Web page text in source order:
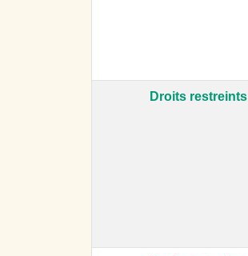
Droits restreints